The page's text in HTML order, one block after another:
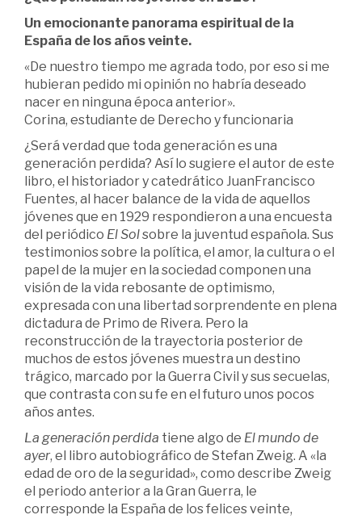
Un emocionante panorama espiritual de la
España de los añosveinte.
«De nuestro tiempo me agrada todo, por eso si me
hubieran pedido mi opinión no habría deseado
nacer en ninguna época anterior».
Corina, estudiante de Derecho y funcionaria
¿Será verdad que toda generación es una
generación perdida? Así lo sugiere el autor de este
libro, el historiador y catedrático JuanFrancisco
Fuentes, al hacer balance de la vida de aquellos
jóvenes que en 1929 respondieron a una encuesta
del periódico El Solsobre la juventud española. Sus
testimonios sobre la política, el amor, la cultura o el
papel de la mujer en la sociedad componen una
visión de la vida rebosante de optimismo,
expresada con una libertad sorprendente en plena
dictadura de Primo de Rivera. Pero la
reconstrucción de la trayectoria posterior de
muchos de estos jóvenes muestra un destino
trágico, marcado por la Guerra Civil y sus secuelas,
que contrasta con su fe en el futuro unos pocos
años antes.
La generación perdida tiene algo de El mundo de
ayer, el libro autobiográfico de Stefan Zweig. A «la
edad de oro de la seguridad», como describe Zweig
el periodo anterior a la Gran Guerra, le
corresponde la España de los felices veinte,